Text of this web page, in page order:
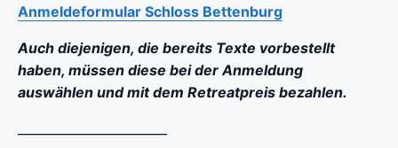
Anmeldeformular Schloss Bettenburg
Auch diejenigen, die bereits Texte vorbestellt
haben, müssen diese bei der Anmeldung
auswählen und mit dem Retreatpreis bezahlen.